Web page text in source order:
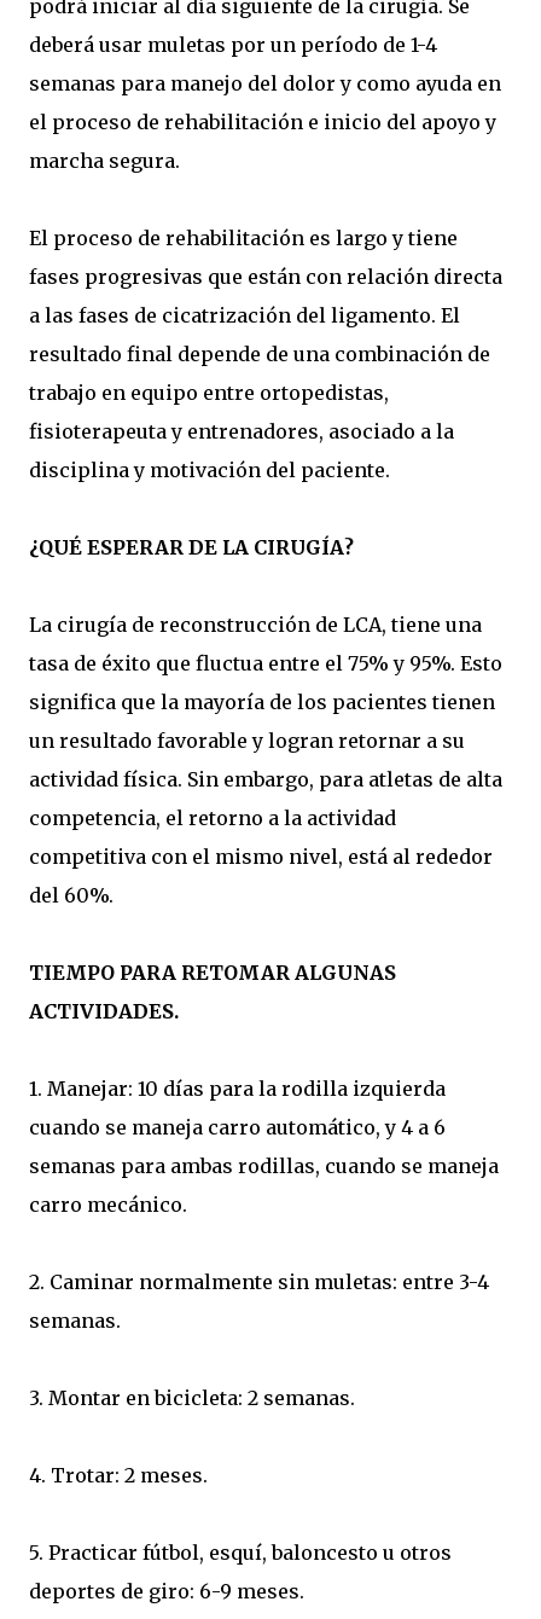
podrá iniciar al día siguiente de la cirugía. Se
deberá usar muletas por un período de 1-4
semanas para manejo del dolor y como ayuda en
el proceso de rehabilitación e inicio del apoyo y
marcha segura.
El proceso de rehabilitación es largo y tiene
fases progresivas que están con relación directa
a las fases de cicatrización del ligamento. El
resultado final depende de una combinación de
trabajo en equipo entre ortopedistas,
fisioterapeuta y entrenadores, asociado a la
disciplina y motivación del paciente.
¿QUÉ ESPERAR DE LA CIRUGÍA?
La cirugía de reconstrucción de LCA, tiene una
tasa de éxito que fluctua entre el 75% y 95%. Esto
significa que la mayoría de los pacientes tienen
un resultado favorable y logran retornar a su
actividad física. Sin embargo, para atletas de alta
competencia, el retorno a la actividad
competitiva con el mismo nivel, está al rededor
del 60%.
TIEMPO PARA RETOMAR ALGUNAS
ACTIVIDADES.
1. Manejar: 10 días para la rodilla izquierda
cuando se maneja carro automático, y 4 a 6
semanas para ambas rodillas, cuando se maneja
carro mecánico.
2. Caminar normalmente sin muletas: entre 3-4
semanas.
3. Montar en bicicleta: 2 semanas.
4. Trotar: 2 meses.
5. Practicar fútbol, esquí, baloncesto u otros
deportes de giro: 6-9 meses.